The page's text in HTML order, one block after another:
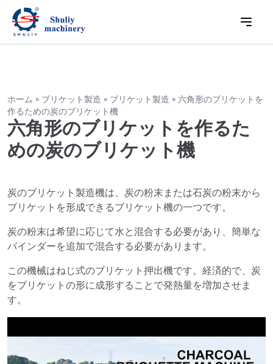
ホーム » ブリケット製造 » ブリケット製造 » 六角形のブリケットを
作るための炭のブリケット機
六角形のブリケットを作るた
めの炭のブリケット機
炭のブリケット製造機は、炭の粉末または石炭の粉末から
ブリケットを形成できるブリケット機の一つです。
炭の粉末は希望に応じて水と混合する必要があり、簡単な
バインダーを追加で混合する必要があります。
この機械はねじ式のブリケット押出機です。経済的で、炭
をブリケットの形に成形することで発熱量を増加させま
す。